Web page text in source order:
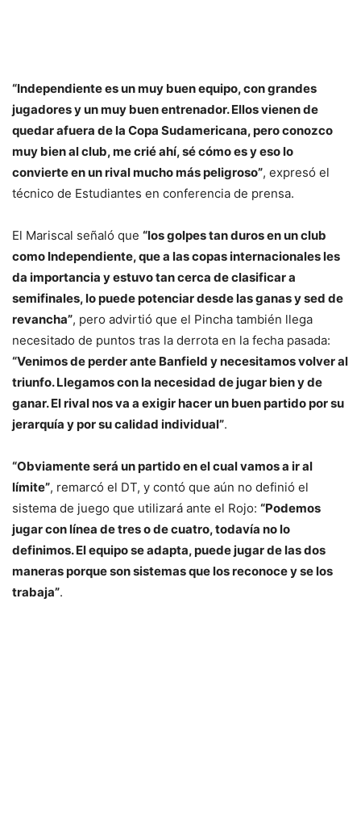
“Independiente es un muy buen equipo, con grandes
jugadores y un muy buen entrenador. Ellos vienen de
quedar afuera de la Copa Sudamericana, pero conozco
muy bien al club, me crié ahí, sé cómo es y eso lo
convierte en un rival mucho más peligroso”, expresó el
técnico de Estudiantes en conferencia de prensa.
El Mariscal señaló que “los golpes tan duros en un club
como Independiente, que a las copas internacionales les
da importancia y estuvo tan cerca de clasificar a
semifinales, lo puede potenciar desde las ganas y sed de
revancha”, pero advirtió que el Pincha también llega
necesitado de puntos tras la derrota en la fecha pasada:
“Venimos de perder ante Banfield y necesitamos volver al
triunfo. Llegamos con la necesidad de jugar bien y de
ganar. El rival nos va a exigir hacer un buen partido por su
jerarquía y por su calidad individual”.
“Obviamente será un partido en el cual vamos a ir al
límite”, remarcó el DT, y contó que aún no definió el
sistema de juego que utilizará ante el Rojo: “Podemos
jugar con línea de tres o de cuatro, todavía no lo
definimos. El equipo se adapta, puede jugar de las dos
maneras porque son sistemas que los reconoce y se los
trabaja”.